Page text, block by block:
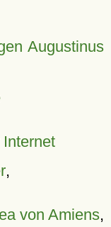
Augustinus
,
von Amiens,